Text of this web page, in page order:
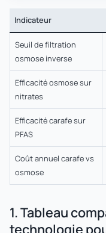
Indicateur
Seuil de filtration
osmose inverse
Efficacité osmose sur
nitrates
Efficacité carafe sur
PFAS
Coût annuel carafe vs
osmose
1. Tableau
technologie